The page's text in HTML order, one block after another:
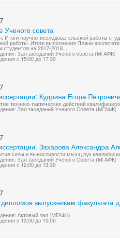
Ученого совета
Итоги научно-исследовательской работы
работы. Итоги выполнения Плана
студентов на 2017-2018...
Зал заседаний Ученого совета (МГАФК)
с 15:00 до 17:30
Кудрина Егора
технико-тактических действий
Зал заседаний Ученого Совета (МГАФК)
Захарова Александра
силы и выносливости мышц рук
Зал заседаний Ученого Совета (МГАФК)
с 12:00 до 13:30
выпускникам
Актовый зал (МГАФК)
с 13:00 до 15:00